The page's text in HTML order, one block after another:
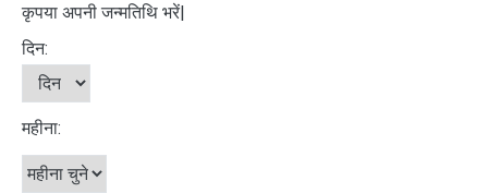
कृपया अपनी जन्मतिथि भरें|
दिन:
महीना: